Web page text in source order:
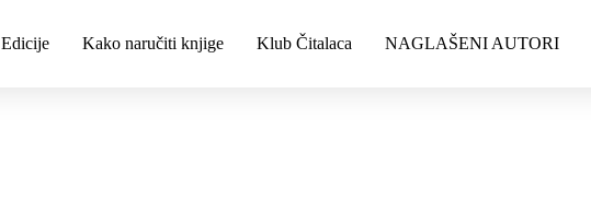
Edicije Kako naručiti knjige Klub Čitalaca NAGLAŠENI AUTORI